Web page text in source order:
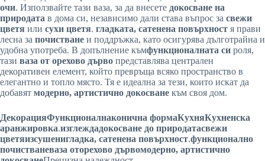
очи. Използвайте тази ваза, за да внесете докосване на
природата в дома си, независимо дали става въпрос за свежи
цветя или сухи цветя. гладката, сатенена повърхност я прави
лесна за почистване и поддръжка, като осигурява дълготрайна и
удобна употреба. В допълнение къмфункционалната си роля,
тази ваза от орехово дърво представлява централен
декоративен елемент, който превръща всяко пространство в
елегантно и топло място. Тя е идеална за тези, които искат да
добавят модерно, артистично докосване към своя дом.
ДекорацияФункционалнаконична формаКухняКухненска
аранжировка.изглеждадокосване до природатасвежи
цветяизсушенигладка, сатенена повърхност.функционално
почистваневаза оторехово дървомодерно, артистично